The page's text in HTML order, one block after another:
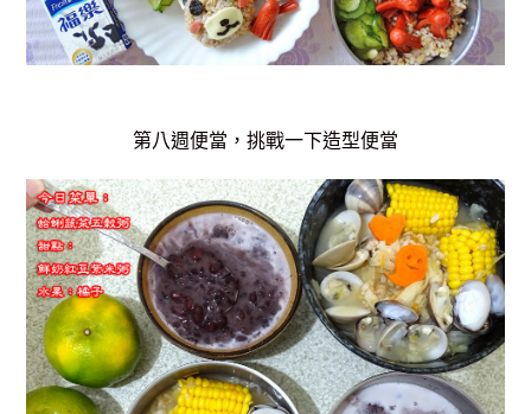
第八週便當，挑戰一下造型便當